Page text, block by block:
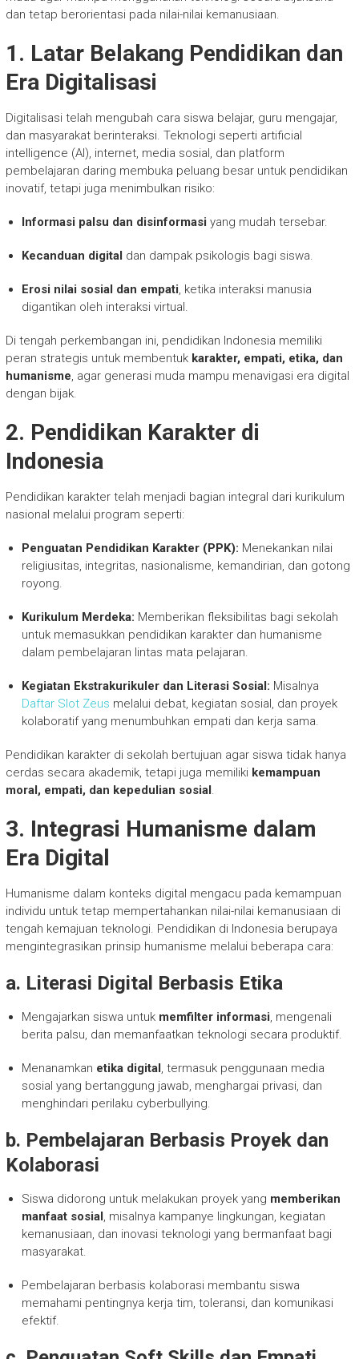
dan tetap berorientasi pada nilai-nilai kemanusiaan.
1. Latar Belakang Pendidikan dan
Era Digitalisasi
Digitalisasi telah mengubah cara siswa belajar, guru mengajar,
dan masyarakat berinteraksi. Teknologi seperti artificial
intelligence (AI), internet, media sosial, dan platform
pembelajaran daring membuka peluang besar untuk pendidikan
inovatif, tetapi juga menimbulkan risiko:
Informasi palsu dan disinformasi yang mudah tersebar.
Kecanduan digital dan dampak psikologis bagi siswa.
Erosi nilai sosial dan empati, ketika interaksi manusia
digantikan oleh interaksi virtual.
Di tengah perkembangan ini, pendidikan Indonesia memiliki
peran strategis untuk membentuk karakter, empati, etika, dan
humanisme, agar generasi muda mampu menavigasi era digital
dengan bijak.
2. Pendidikan Karakter di
Indonesia
Pendidikan karakter telah menjadi bagian integral dari kurikulum
nasional melalui program seperti:
Penguatan Pendidikan Karakter (PPK): Menekankan nilai
religiusitas, integritas, nasionalisme, kemandirian, dan gotong
royong.
Kurikulum Merdeka: Memberikan fleksibilitas bagi sekolah
untuk memasukkan pendidikan karakter dan humanisme
dalam pembelajaran lintas mata pelajaran.
Kegiatan Ekstrakurikuler dan Literasi Sosial: Misalnya
Daftar Slot Zeus melalui debat, kegiatan sosial, dan proyek
kolaboratif yang menumbuhkan empati dan kerja sama.
Pendidikan karakter di sekolah bertujuan agar siswa tidak hanya
cerdas secara akademik, tetapi juga memiliki kemampuan
moral, empati, dan kepedulian sosial.
3. Integrasi Humanisme dalam
Era Digital
Humanisme dalam konteks digital mengacu pada kemampuan
individu untuk tetap mempertahankan nilai-nilai kemanusiaan di
tengah kemajuan teknologi. Pendidikan di Indonesia berupaya
mengintegrasikan prinsip humanisme melalui beberapa cara:
a. Literasi Digital Berbasis Etika
Mengajarkan siswa untuk memfilter informasi, mengenali
berita palsu, dan memanfaatkan teknologi secara produktif.
Menanamkan etika digital, termasuk penggunaan media
sosial yang bertanggung jawab, menghargai privasi, dan
menghindari perilaku cyberbullying.
b. Pembelajaran Berbasis Proyek dan
Kolaborasi
Siswa didorong untuk melakukan proyek yang memberikan
manfaat sosial, misalnya kampanye lingkungan, kegiatan
kemanusiaan, dan inovasi teknologi yang bermanfaat bagi
masyarakat.
Pembelajaran berbasis kolaborasi membantu siswa
memahami pentingnya kerja tim, toleransi, dan komunikasi
efektif.